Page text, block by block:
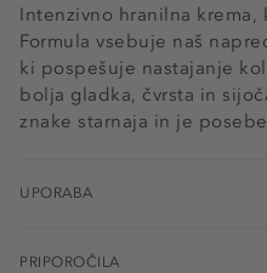
Intenzivno hranilna krema,
Formula vsebuje naš
ki pospešuje nastajanje
bolja gladka, čvrsta in
znake starnaja in je
UPORABA
PRIPOROČILA